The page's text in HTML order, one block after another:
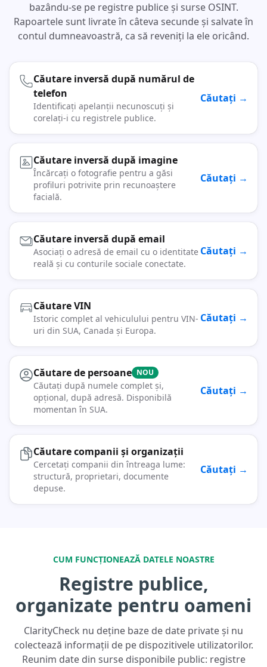
bazându-se pe registre publice și surse OSINT.
Rapoartele sunt livrate în câteva secunde și salvate în
contul dumneavoastră, ca să reveniți la ele oricând.
Căutare inversă după numărul de
telefon
Identificați apelanții necunoscuți și
corelați-i cu registrele publice.
Căutați →
Căutare inversă după imagine
Încărcați o fotografie pentru a găsi
profiluri potrivite prin recunoaștere
facială.
Căutați →
Căutare inversă după email
Asociați o adresă de email cu o identitate
reală și cu conturile sociale conectate.
Căutați →
Căutare VIN
Istoric complet al vehiculului pentru VIN-
uri din SUA, Canada și Europa.
Căutați →
Căutare de persoane NOU
Căutați după numele complet și,
opțional, după adresă. Disponibilă
momentan în SUA.
Căutați →
Căutare companii și organizații
Cercetați companii din întreaga lume:
structură, proprietari, documente
depuse.
Căutați →
CUM FUNCȚIONEAZĂ DATELE NOASTRE
Registre publice,
organizate pentru oameni
ClarityCheck nu deține baze de date private și nu
colectează informații de pe dispozitivele utilizatorilor.
Reunim date din surse disponibile public: registre